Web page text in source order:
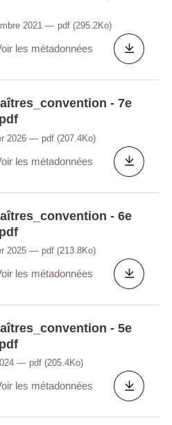
2021 pdf (295.2Ko)
les métadonnées
- 7e
2026 pdf (207.4Ko)
les métadonnées
- 6e
2025 pdf (213.8Ko)
les métadonnées
- 5e
pdf (205.4Ko)
les métadonnées